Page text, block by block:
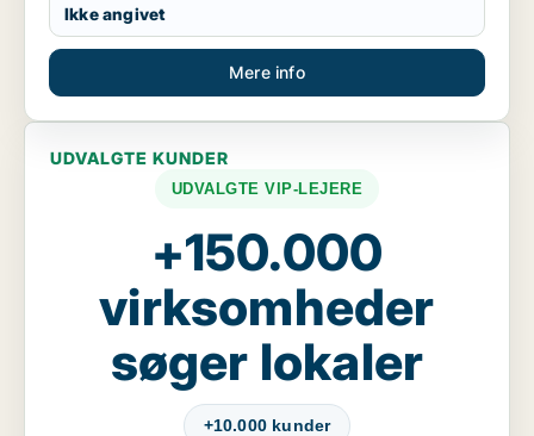
Ikke angivet
Mere info
UDVALGTE KUNDER
UDVALGTE VIP-LEJERE
+150.000
virksomheder
søger lokaler
+10.000 kunder